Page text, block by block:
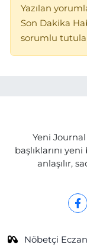
Yazılan
Son Dakika
sorumlu
Yeni
başlıklarını
anlaşılır,
Nöbetçi